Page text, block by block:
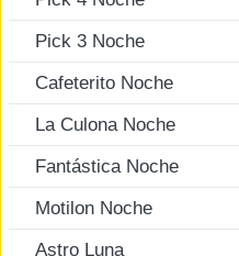
Pick 3 Noche
Cafeterito Noche
La Culona Noche
Fantástica Noche
Motilon Noche
Astro Luna